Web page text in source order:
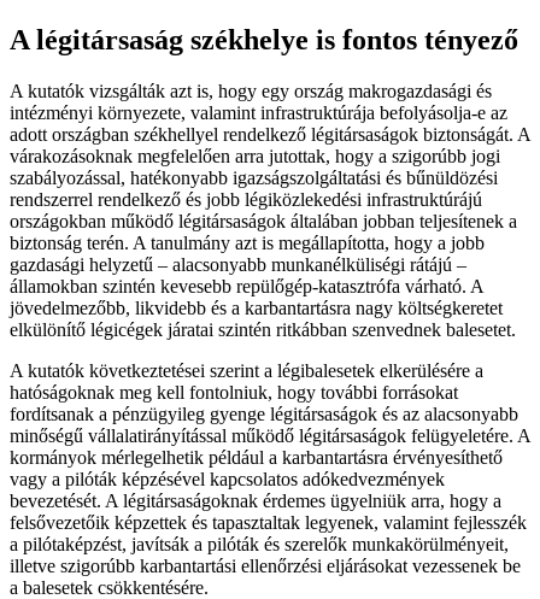
A légitársaság székhelye is fontos tényező
A kutatók vizsgálták azt is, hogy egy ország makrogazdasági és
intézményi környezete, valamint infrastruktúrája befolyásolja-e az
adott országban székhellyel rendelkező légitársaságok biztonságát. A
várakozásoknak megfelelően arra jutottak, hogy a szigorúbb jogi
szabályozással, hatékonyabb igazságszolgáltatási és bűnüldözési
rendszerrel rendelkező és jobb légiközlekedési infrastruktúrájú
országokban működő légitársaságok általában jobban teljesítenek a
biztonság terén. A tanulmány azt is megállapította, hogy a jobb
gazdasági helyzetű – alacsonyabb munkanélküliségi rátájú –
államokban szintén kevesebb repülőgép-katasztrófa várható. A
jövedelmezőbb, likvidebb és a karbantartásra nagy költségkeretet
elkülönítő légicégek járatai szintén ritkábban szenvednek balesetet.
A kutatók következtetései szerint a légibalesetek elkerülésére a
hatóságoknak meg kell fontolniuk, hogy további forrásokat
fordítsanak a pénzügyileg gyenge légitársaságok és az alacsonyabb
minőségű vállalatirányítással működő légitársaságok felügyeletére. A
kormányok mérlegelhetik például a karbantartásra érvényesíthető
vagy a pilóták képzésével kapcsolatos adókedvezmények
bevezetését. A légitársaságoknak érdemes ügyelniük arra, hogy a
felsővezetőik képzettek és tapasztaltak legyenek, valamint fejlesszék
a pilótaképzést, javítsák a pilóták és szerelők munkakörülményeit,
illetve szigorúbb karbantartási ellenőrzési eljárásokat vezessenek be
a balesetek csökkentésére.